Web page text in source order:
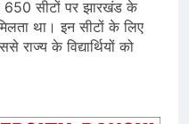
650 सीटों पर झारखंड के
था। इन सीटों के लिए
राज्य के विद्यार्थियों को